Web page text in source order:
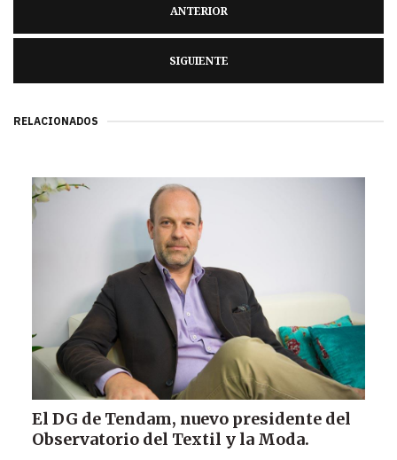
ANTERIOR
SIGUIENTE
RELACIONADOS
El DG de Tendam, nuevo presidente del
Observatorio del Textil y la Moda.